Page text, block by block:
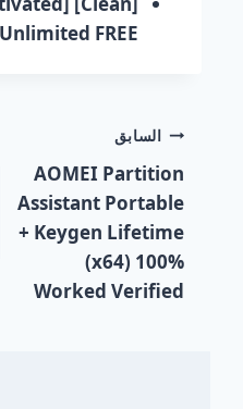
FREE
السابق
AOMEI Partition
Assistant Portable
+ Keygen Lifetime
(x64) 100%
Worked Verified